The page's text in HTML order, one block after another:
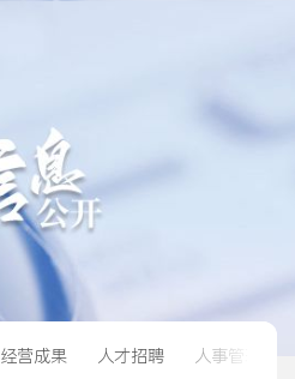
经营成果 人才招聘 人事管理